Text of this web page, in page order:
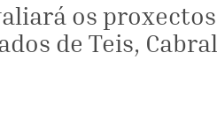
os proxectos
de Teis, Cabral